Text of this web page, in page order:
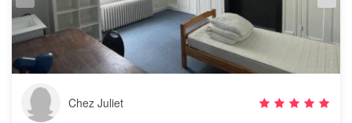
Chez Juliet